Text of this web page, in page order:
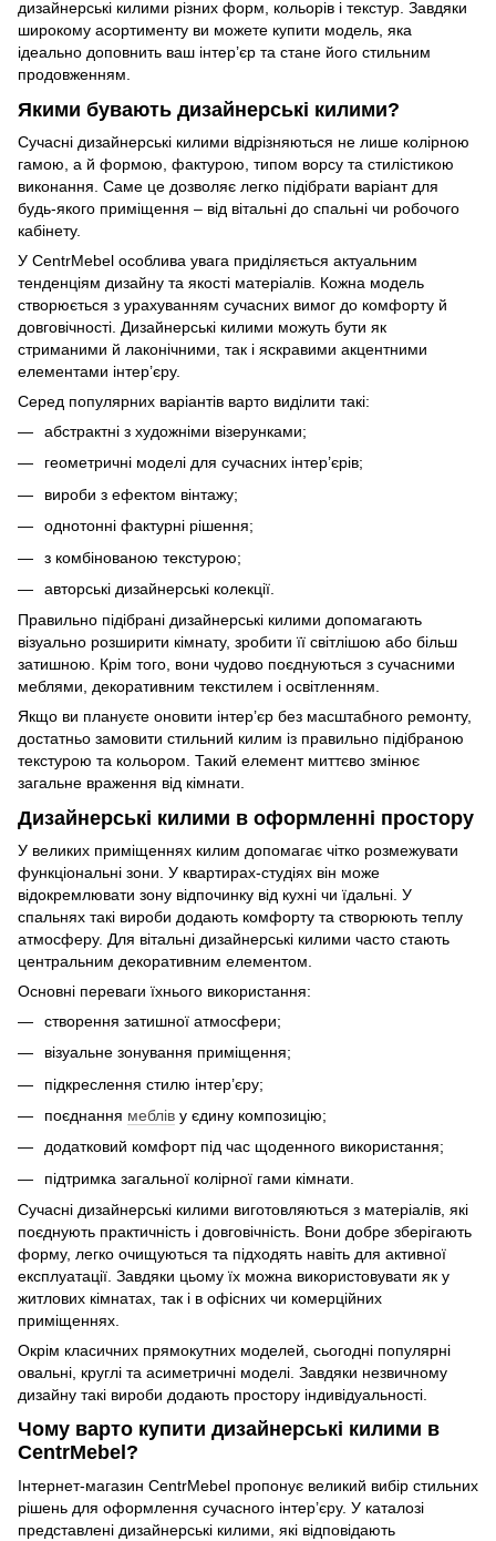
дизайнерські килими різних форм, кольорів і текстур. Завдяки
широкому асортименту ви можете купити модель, яка
ідеально доповнить ваш інтер’єр та стане його стильним
продовженням.
Якими бувають дизайнерські килими?
Сучасні дизайнерські килими відрізняються не лише колірною
гамою, а й формою, фактурою, типом ворсу та стилістикою
виконання. Саме це дозволяє легко підібрати варіант для
будь-якого приміщення – від вітальні до спальні чи робочого
кабінету.
У CentrMebel особлива увага приділяється актуальним
тенденціям дизайну та якості матеріалів. Кожна модель
створюється з урахуванням сучасних вимог до комфорту й
довговічності. Дизайнерські килими можуть бути як
стриманими й лаконічними, так і яскравими акцентними
елементами інтер’єру.
Серед популярних варіантів варто виділити такі:
абстрактні з художніми візерунками;
геометричні моделі для сучасних інтер’єрів;
вироби з ефектом вінтажу;
однотонні фактурні рішення;
з комбінованою текстурою;
авторські дизайнерські колекції.
Правильно підібрані дизайнерські килими допомагають
візуально розширити кімнату, зробити її світлішою або більш
затишною. Крім того, вони чудово поєднуються з сучасними
меблями, декоративним текстилем і освітленням.
Якщо ви плануєте оновити інтер’єр без масштабного ремонту,
достатньо замовити стильний килим із правильно підібраною
текстурою та кольором. Такий елемент миттєво змінює
загальне враження від кімнати.
Дизайнерські килими в оформленні простору
У великих приміщеннях килим допомагає чітко розмежувати
функціональні зони. У квартирах-студіях він може
відокремлювати зону відпочинку від кухні чи їдальні. У
спальнях такі вироби додають комфорту та створюють теплу
атмосферу. Для вітальні дизайнерські килими часто стають
центральним декоративним елементом.
Основні переваги їхнього використання:
створення затишної атмосфери;
візуальне зонування приміщення;
підкреслення стилю інтер’єру;
поєднання меблів у єдину композицію;
додатковий комфорт під час щоденного використання;
підтримка загальної колірної гами кімнати.
Сучасні дизайнерські килими виготовляються з матеріалів, які
поєднують практичність і довговічність. Вони добре зберігають
форму, легко очищуються та підходять навіть для активної
експлуатації. Завдяки цьому їх можна використовувати як у
житлових кімнатах, так і в офісних чи комерційних
приміщеннях.
Окрім класичних прямокутних моделей, сьогодні популярні
овальні, круглі та асиметричні моделі. Завдяки незвичному
дизайну такі вироби додають простору індивідуальності.
Чому варто купити дизайнерські килими в
CentrMebel?
Інтернет-магазин CentrMebel пропонує великий вибір стильних
рішень для оформлення сучасного інтер’єру. У каталозі
представлені дизайнерські килими, які відповідають